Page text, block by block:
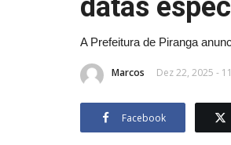
datas
A Prefeitura de Piranga
Marcos Dez 22, 2025 -
Facebook